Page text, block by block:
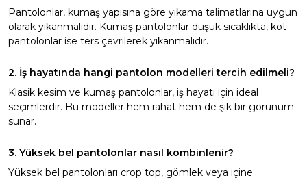
Pantolonlar, kumaş yapısına göre yıkama talimatlarına uygun
olarak yıkanmalıdır. Kumaş pantolonlar düşük sıcaklıkta, kot
pantolonlar ise ters çevrilerek yıkanmalıdır.
2. İş hayatında hangi pantolon modelleri tercih edilmeli?
Klasik kesim ve kumaş pantolonlar, iş hayatı için ideal
seçimlerdir. Bu modeller hem rahat hem de şık bir görünüm
sunar.
3. Yüksek bel pantolonlar nasıl kombinlenir?
Yüksek bel pantolonları crop top, gömlek veya içine